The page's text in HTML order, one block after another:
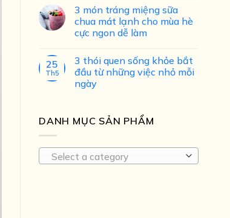
3 món tráng miệng sữa
chua mát lạnh cho mùa hè
cực ngon dễ làm
25
Th5
3 thói quen sống khỏe bắt
đầu từ những việc nhỏ mỗi
ngày
DANH MỤC SẢN PHẨM
Select a category